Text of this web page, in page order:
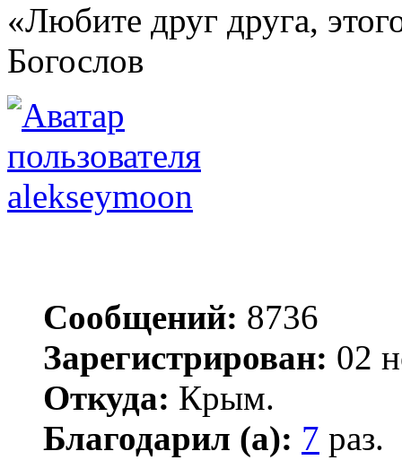
«Любите друг друга,
Богослов
alekseymoon
Сообщений: 8736
Зарегистрирован: 02
Откуда: Крым.
Благодарил (а): 7 раз.